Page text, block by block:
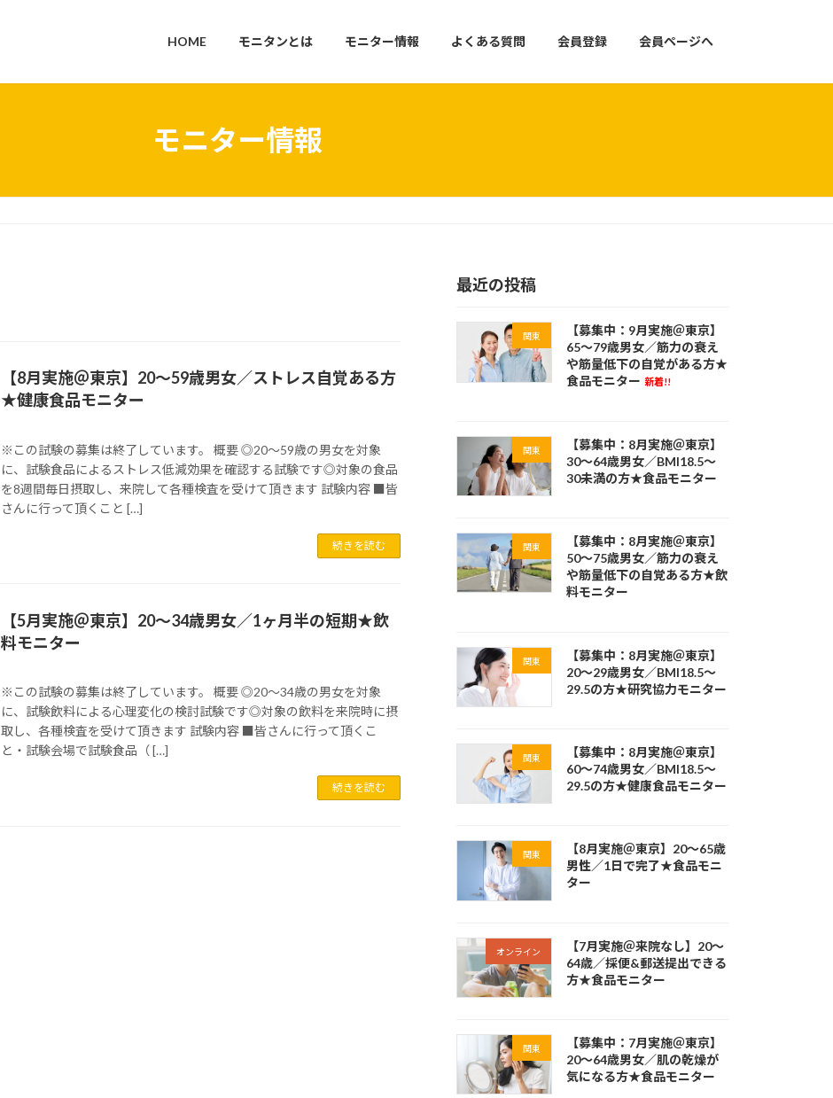
HOME モニタンとは モニター情報 よくある質問 会員登録 会員ページへ
モニター情報
【8月実施＠東京】20～59歳男女／ストレス自覚ある方
★健康食品モニター
※この試験の募集は終了しています。 概要 ◎20～59歳の男女を対象
に、試験食品によるストレス低減効果を確認する試験です◎対象の食品
を8週間毎日摂取し、来院して各種検査を受けて頂きます 試験内容 ■皆
さんに行って頂くこと […]
続きを読む
【5月実施＠東京】20～34歳男女／1ヶ月半の短期★飲
料モニター
※この試験の募集は終了しています。 概要 ◎20～34歳の男女を対象
に、試験飲料による心理変化の検討試験です◎対象の飲料を来院時に摂
取し、各種検査を受けて頂きます 試験内容 ■皆さんに行って頂くこ
と・試験会場で試験食品（ […]
続きを読む
最近の投稿
関東
【募集中：9月実施＠東京】
65～79歳男女／筋力の衰え
や筋量低下の自覚がある方★
食品モニター 新着!!
関東
【募集中：8月実施＠東京】
30～64歳男女／BMI18.5～
30未満の方★食品モニター
関東
【募集中：8月実施＠東京】
50～75歳男女／筋力の衰え
や筋量低下の自覚ある方★飲
料モニター
関東
【募集中：8月実施＠東京】
20～29歳男女／BMI18.5～
29.5の方★研究協力モニター
関東
【募集中：8月実施＠東京】
60～74歳男女／BMI18.5～
29.5の方★健康食品モニター
関東
【8月実施＠東京】20～65歳
男性／1日で完了★食品モニ
ター
オンライン
【7月実施＠来院なし】20～
64歳／採便&郵送提出できる
方★食品モニター
関東
【募集中：7月実施＠東京】
20～64歳男女／肌の乾燥が
気になる方★食品モニター